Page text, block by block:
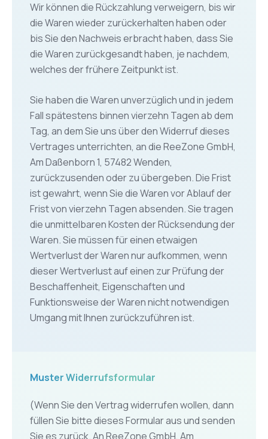
Wir können die Rückzahlung verweigern, bis wir
die Waren wieder zurückerhalten haben oder
bis Sie den Nachweis erbracht haben, dass Sie
die Waren zurückgesandt haben, je nachdem,
welches der frühere Zeitpunkt ist.
Sie haben die Waren unverzüglich und in jedem
Fall spätestens binnen vierzehn Tagen ab dem
Tag, an dem Sie uns über den Widerruf dieses
Vertrages unterrichten, an die ReeZone GmbH,
Am Daßenborn 1, 57482 Wenden,
zurückzusenden oder zu übergeben. Die Frist
ist gewahrt, wenn Sie die Waren vor Ablauf der
Frist von vierzehn Tagen absenden. Sie tragen
die unmittelbaren Kosten der Rücksendung der
Waren. Sie müssen für einen etwaigen
Wertverlust der Waren nur aufkommen, wenn
dieser Wertverlust auf einen zur Prüfung der
Beschaffenheit, Eigenschaften und
Funktionsweise der Waren nicht notwendigen
Umgang mit Ihnen zurückzuführen ist.
Muster Widerrufsformular
(Wenn Sie den Vertrag widerrufen wollen, dann
füllen Sie bitte dieses Formular aus und senden
Sie es zurück. An ReeZone GmbH, Am